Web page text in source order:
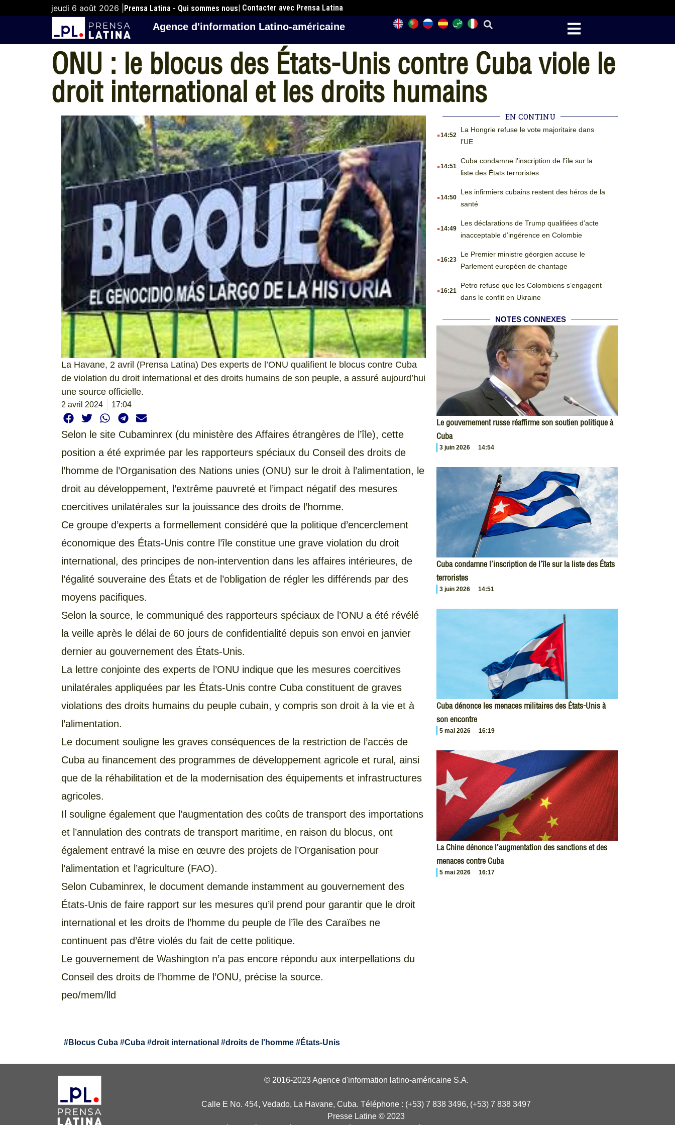
jeudi 6 août 2026 | Prensa Latina - Qui sommes nous| Contacter avec Prensa Latina
Agence d'information Latino-américaine
ONU : le blocus des États-Unis contre Cuba viole le
droit international et les droits humains
La Havane, 2 avril (Prensa Latina) Des experts de l’ONU qualifient le blocus contre Cuba
de violation du droit international et des droits humains de son peuple, a assuré aujourd’hui
une source officielle.
2 avril 2024 17:04
Selon le site Cubaminrex (du ministère des Affaires étrangères de l’île), cette
position a été exprimée par les rapporteurs spéciaux du Conseil des droits de
l’homme de l’Organisation des Nations unies (ONU) sur le droit à l’alimentation, le
droit au développement, l’extrême pauvreté et l’impact négatif des mesures
coercitives unilatérales sur la jouissance des droits de l’homme.
Ce groupe d’experts a formellement considéré que la politique d’encerclement
économique des États-Unis contre l’île constitue une grave violation du droit
international, des principes de non-intervention dans les affaires intérieures, de
l’égalité souveraine des États et de l’obligation de régler les différends par des
moyens pacifiques.
Selon la source, le communiqué des rapporteurs spéciaux de l’ONU a été révélé
la veille après le délai de 60 jours de confidentialité depuis son envoi en janvier
dernier au gouvernement des États-Unis.
La lettre conjointe des experts de l’ONU indique que les mesures coercitives
unilatérales appliquées par les États-Unis contre Cuba constituent de graves
violations des droits humains du peuple cubain, y compris son droit à la vie et à
l’alimentation.
Le document souligne les graves conséquences de la restriction de l’accès de
Cuba au financement des programmes de développement agricole et rural, ainsi
que de la réhabilitation et de la modernisation des équipements et infrastructures
agricoles.
Il souligne également que l’augmentation des coûts de transport des importations
et l’annulation des contrats de transport maritime, en raison du blocus, ont
également entravé la mise en œuvre des projets de l’Organisation pour
l’alimentation et l’agriculture (FAO).
Selon Cubaminrex, le document demande instamment au gouvernement des
États-Unis de faire rapport sur les mesures qu’il prend pour garantir que le droit
international et les droits de l’homme du peuple de l’île des Caraïbes ne
continuent pas d’être violés du fait de cette politique.
Le gouvernement de Washington n’a pas encore répondu aux interpellations du
Conseil des droits de l’homme de l’ONU, précise la source.
peo/mem/lld
#Blocus Cuba #Cuba #droit international #droits de l'homme #États-Unis
EN CONTINU
.14:52
La Hongrie refuse le vote majoritaire dans
l’UE
.14:51
Cuba condamne l’inscription de l’île sur la
liste des États terroristes
.14:50
Les infirmiers cubains restent des héros de la
santé
.14:49
Les déclarations de Trump qualifiées d’acte
inacceptable d’ingérence en Colombie
.16:23
Le Premier ministre géorgien accuse le
Parlement européen de chantage
.16:21
Petro refuse que les Colombiens s’engagent
dans le conflit en Ukraine
NOTES CONNEXES
Le gouvernement russe réaffirme son soutien politique à
Cuba
3 juin 2026 14:54
Cuba condamne l’inscription de l’île sur la liste des États
terroristes
3 juin 2026 14:51
Cuba dénonce les menaces militaires des États-Unis à
son encontre
5 mai 2026 16:19
La Chine dénonce l’augmentation des sanctions et des
menaces contre Cuba
5 mai 2026 16:17
© 2016-2023 Agence d'information latino-américaine S.A.
Calle E No. 454, Vedado, La Havane, Cuba. Téléphone : (+53) 7 838 3496, (+53) 7 838 3497
Presse Latine © 2023